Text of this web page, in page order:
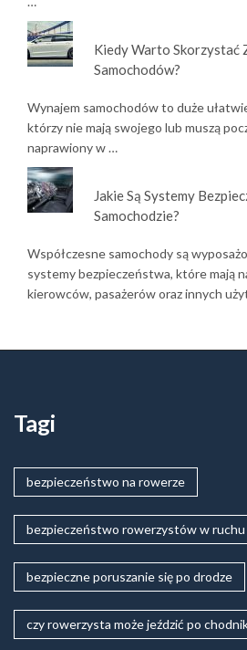
Kiedy Warto Skorzystać
Samochodów?
Wynajem samochodów to duże
którzy nie mają swojego lub muszą
naprawiony w …
Jakie Są Systemy
Samochodzie?
Współczesne samochody są
systemy bezpieczeństwa, które mają
kierowców, pasażerów oraz innych
Tagi
bezpieczeństwo na rowerze
bezpieczeństwo rowerzystów w
bezpieczne poruszanie się po drodze
czy rowerzysta może jeździć po